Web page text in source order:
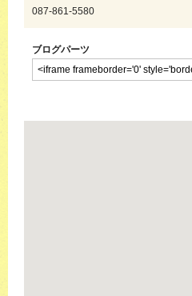
087-861-5580
ブログパーツ